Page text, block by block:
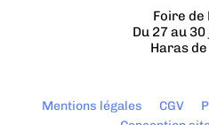
Foire de
Du 27 au
Haras
Mentions légales CGV